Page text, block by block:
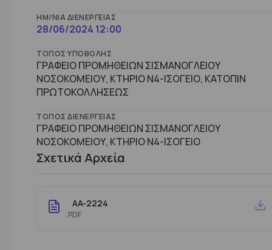
ΗΜ/ΝΊΑ ΔΙΕΝΈΡΓΕΙΑΣ
28/06/2024 12:00
ΤΌΠΟΣ ΥΠΟΒΟΛΉΣ
ΓΡΑΦΕΙΟ ΠΡΟΜΗΘΕΙΩΝ ΣΙΣΜΑΝΟΓΛΕΙΟΥ
ΝΟΣΟΚΟΜΕΙΟΥ, ΚΤΗΡΙΟ Ν4-ΙΣΟΓΕΙΟ, ΚΑΤΟΠΙΝ
ΠΡΩΤΟΚΟΛΛΗΣΕΩΣ
ΤΌΠΟΣ ΔΙΕΝΈΡΓΕΙΑΣ
ΓΡΑΦΕΙΟ ΠΡΟΜΗΘΕΙΩΝ ΣΙΣΜΑΝΟΓΛΕΙΟΥ
ΝΟΣΟΚΟΜΕΙΟΥ, ΚΤHΡΙΟ Ν4-ΙΣΟΓΕΙΟ
Σχετικά Αρχεία
AA-2224
.PDF